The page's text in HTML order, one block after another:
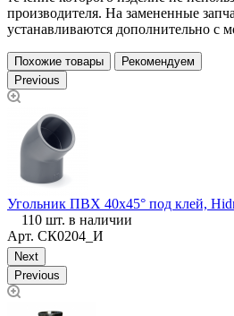
производителя. На замененные
устанавливаются дополнительно с
Похожие товары
Рекомендуем
Previous
Угольник ПВХ 40х45° под клей,
110 шт. в наличии
Арт. СК0204_И
Next
Previous